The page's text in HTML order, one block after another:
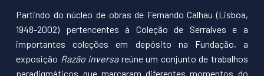
Partindo do núcleo de obras de Fernando Calhau (Lisboa,
1948-2002) pertencentes à Coleção de Serralves e a
importantes coleções em depósito na Fundação, a
exposição Razão inversareúne um conjunto de trabalhos
paradigmáticos que marcaram diferentes momentos do